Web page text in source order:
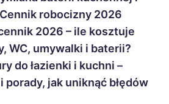
robocizny 2026
2026 – ile kosztuje
WC, umywalki i baterii?
do łazienki i kuchni –
porady, jak uniknąć błędów